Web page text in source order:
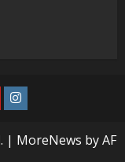
Instagram
| MoreNews by AF